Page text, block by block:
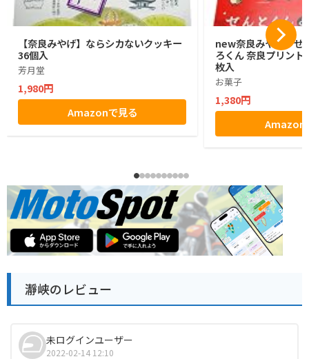
【奈良みやげ】ならシカないクッキー
36個入
芳月堂
1,980円
Amazonで見る
new奈良みやげ せ
ろくん 奈良プリン
枚入
お菓子
1,380円
Amazon
瀞峡のレビュー
未ログインユーザー
2022-02-14 12:10